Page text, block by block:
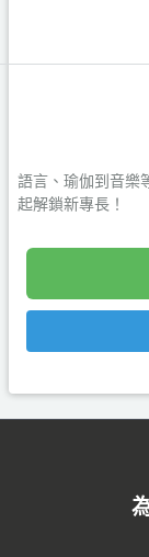
語言、瑜伽到音樂
起解鎖新專長！